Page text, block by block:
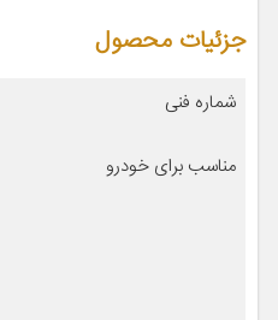
جزئیات محصول
شماره فنی
مناسب برای خودرو